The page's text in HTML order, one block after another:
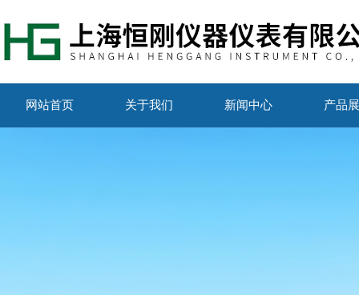
网站首页 关于我们 新闻中心 产品